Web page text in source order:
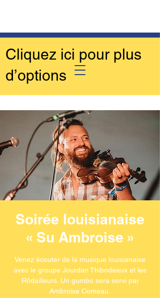
Cliquez ici pour plus
d’options
Soirée louisianaise
« Su Ambroise »
Venez écouter de la musique louisianaise
avec le groupe Jourdan Thibodeaux et les
Rôdailleurs. Un gumbo sera servi par
Ambroise Comeau.